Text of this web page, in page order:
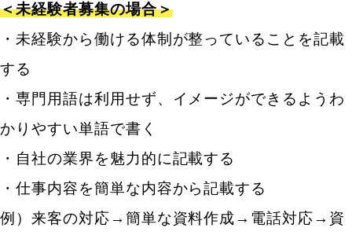
＜未経験者募集の場合＞
・未経験から働ける体制が整っていることを記載
する
・専門用語は利用せず、イメージができるようわ
かりやすい単語で書く
・自社の業界を魅力的に記載する
・仕事内容を簡単な内容から記載する
例）来客の対応→簡単な資料作成→電話対応→資